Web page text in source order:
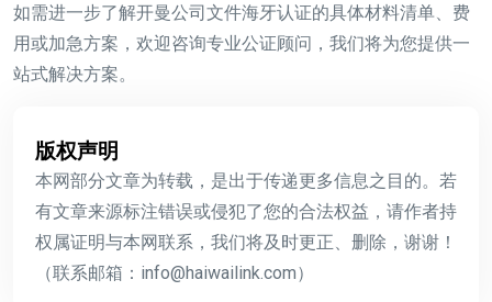
如需进一步了解开曼公司文件海牙认证的具体材料清单、费
用或加急方案，欢迎咨询专业公证顾问，我们将为您提供一
站式解决方案。
版权声明
本网部分文章为转载，是出于传递更多信息之目的。若
有文章来源标注错误或侵犯了您的合法权益，请作者持
权属证明与本网联系，我们将及时更正、删除，谢谢！
（联系邮箱：info@haiwailink.com）